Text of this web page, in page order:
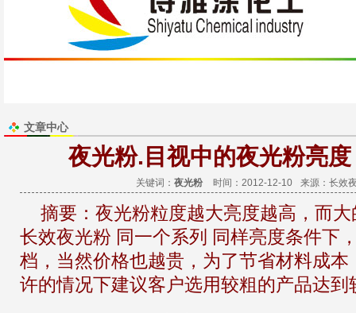
文章中心
夜光粉.目视中的夜光粉亮度
关键词： 夜光粉 时间：2012-12-10 来源： 长效
摘要： 夜光粉粒度越大亮度越高，而
长效夜光粉 同一个系列 同样亮度条件下
档，当然价格也越贵，为了节省材料成
许的情况下建议客户选用较粗的产品达到